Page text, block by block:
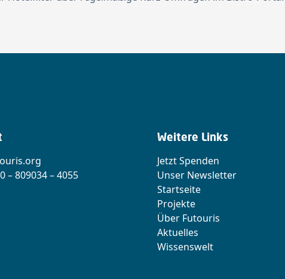
– 809034 – 4055
Weitere Links
Jetzt Spenden
Unser Newsletter
Startseite
Projekte
Über Futouris
Aktuelles
Wissenswelt